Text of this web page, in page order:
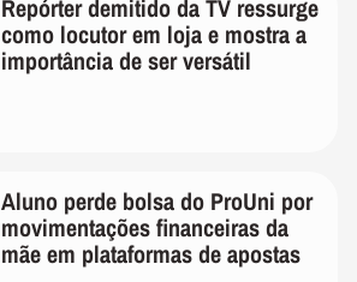
Repórter demitido da TV ressurge
como locutor em loja e mostra a
importância de ser versátil
Aluno perde bolsa do ProUni por
movimentações financeiras da
mãe em plataformas de apostas